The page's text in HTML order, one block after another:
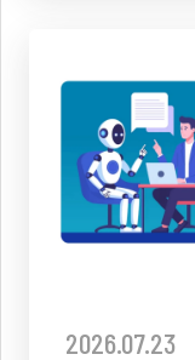
2026.07.23